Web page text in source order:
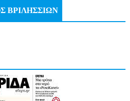
ΒΡΙΛΗΣΣΙΩΝ